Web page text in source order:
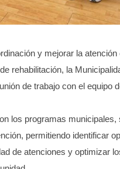
y mejorar la
rehabilitación, la
de trabajo con el equipo
los programas municipales,
permitiendo identificar
de atenciones y optimizar